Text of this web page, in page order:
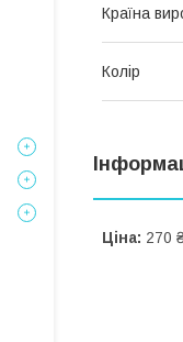
Країна
Колір
Ціна: 270